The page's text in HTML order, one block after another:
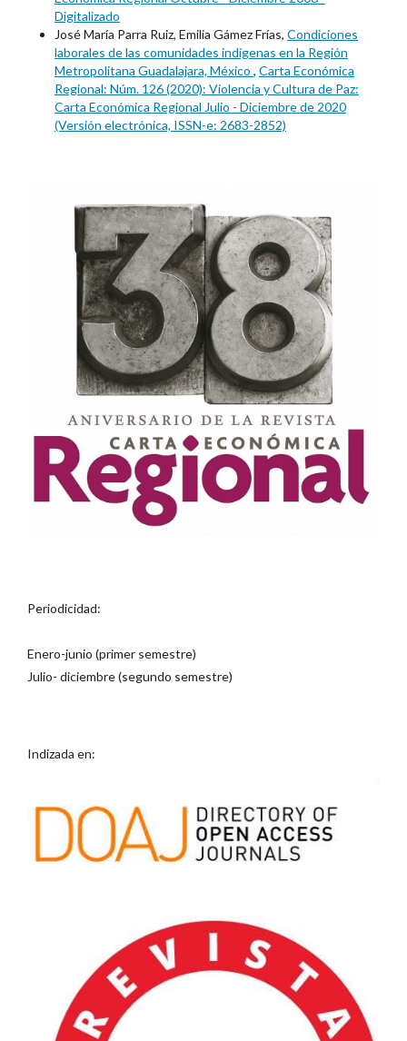
Digitalizado
José María Parra Ruiz, Emilia Gámez Frías, Condiciones
laborales de las comunidades indígenas en la Región
Metropolitana Guadalajara, México , Carta Económica
Regional: Núm. 126 (2020): Violencia y Cultura de Paz:
Carta Económica Regional Julio - Diciembre de 2020
(Versión electrónica, ISSN-e: 2683-2852)
Periodicidad:
Enero-junio (primer semestre)
Julio- diciembre (segundo semestre)
Indizada en: